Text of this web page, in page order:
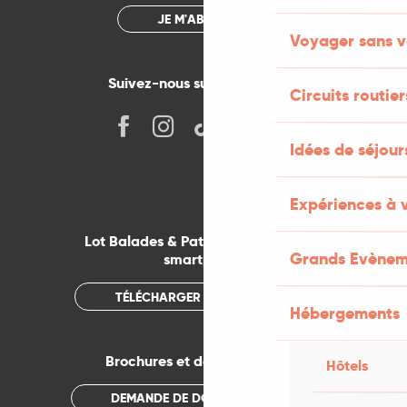
Voyager sans
Circuits
Idées de
Expériences à
Grands
Hébergements
Hôtels
JE M'ABONNE
Suivez-nous sur les réseaux !
Lot Balades & Patrimoines sur votre
smartphone
TÉLÉCHARGER L'APPLICATION
Brochures et documentations
DEMANDE DE DOCUMENTATION